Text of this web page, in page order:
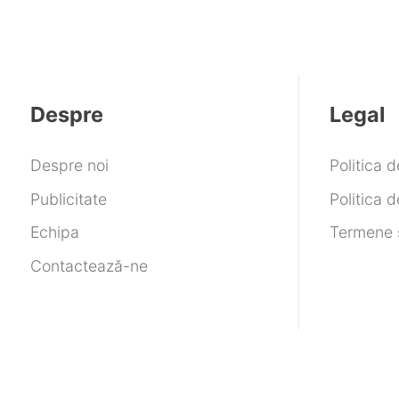
Despre
Despre noi
Publicitate
Echipa
Contactează-ne
Legal
Politica
Politica
Termene